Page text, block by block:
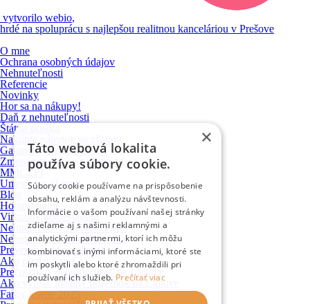
vytvorilo webio,
hrdé na spoluprácu s najlepšou realitnou kanceláriou v Prešove
O mne
Ochrana osobných údajov
Nehnuteľnosti
Referencie
Novinky
Hor sa na nákupy!
Daň z nehnuteľnosti
Štátna skúška
Nakúpte nábytok so zľavou
Garančný fond NARKS
Zmena poplatkov na katastri
MMCEPI
Umenie so zľavou
Blog
Homestaging
Virtuálny homestaging
Nehnuteľnosť si predám sám
Nehnuteľnosť sa predá sama
Preverená nehnuteľnosť
Ako predať byt 1
Prečo kúpiť nehnuteľnosť na Liptove
Ako vybrať ideálny pozemok na Liptove
Farby jesene 2025
×
Táto webová lokalita
používa súbory cookie.
Súbory cookie používame na prispôsobenie
obsahu, reklám a analýzu návštevnosti.
Informácie o vašom používaní našej stránky
zdieľame aj s našimi reklamnými a
analytickými partnermi, ktorí ich môžu
kombinovať s inými informáciami, ktoré ste
im poskytli alebo ktoré zhromaždili pri
používaní ich služieb. Prečítať viac